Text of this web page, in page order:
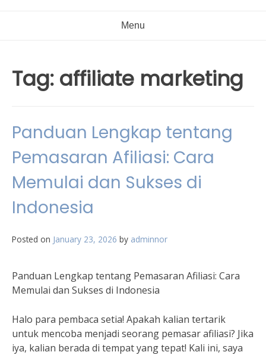
Menu
Tag: affiliate marketing
Panduan Lengkap tentang
Pemasaran Afiliasi: Cara
Memulai dan Sukses di
Indonesia
Posted on January 23, 2026 by adminnor
Panduan Lengkap tentang Pemasaran Afiliasi: Cara
Memulai dan Sukses di Indonesia
Halo para pembaca setia! Apakah kalian tertarik
untuk mencoba menjadi seorang pemasar afiliasi? Jika
iya, kalian berada di tempat yang tepat! Kali ini, saya